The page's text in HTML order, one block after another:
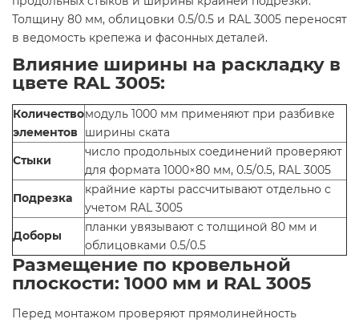
Толщину 80 мм, облицовки 0.5/0.5 и RAL 3005 переносят
в ведомость крепежа и фасонных деталей.
Влияние ширины на раскладку в
цвете RAL 3005:
Количество
элементов
модуль 1000 мм применяют при разбивке
ширины ската
Стыки
число продольных соединений проверяют
для формата 1000×80 мм, 0.5/0.5, RAL 3005
Подрезка
крайние карты рассчитывают отдельно с
учетом RAL 3005
Доборы
планки увязывают с толщиной 80 мм и
облицовками 0.5/0.5
Размещение по кровельной
плоскости: 1000 мм и RAL 3005
Перед монтажом проверяют прямолинейность